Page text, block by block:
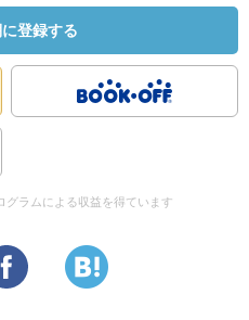
満足度
った！）
普通・一気に読んだ）
登録する
グラムによる収益を得ています